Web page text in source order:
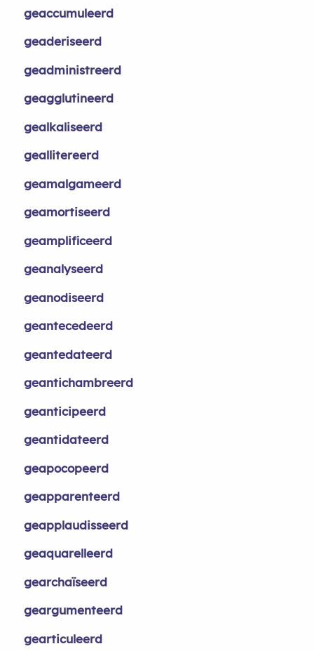
geaccumuleerd
geaderiseerd
geadministreerd
geagglutineerd
gealkaliseerd
geallitereerd
geamalgameerd
geamortiseerd
geamplificeerd
geanalyseerd
geanodiseerd
geantecedeerd
geantedateerd
geantichambreerd
geanticipeerd
geantidateerd
geapocopeerd
geapparenteerd
geapplaudisseerd
geaquarelleerd
gearchaïseerd
geargumenteerd
gearticuleerd